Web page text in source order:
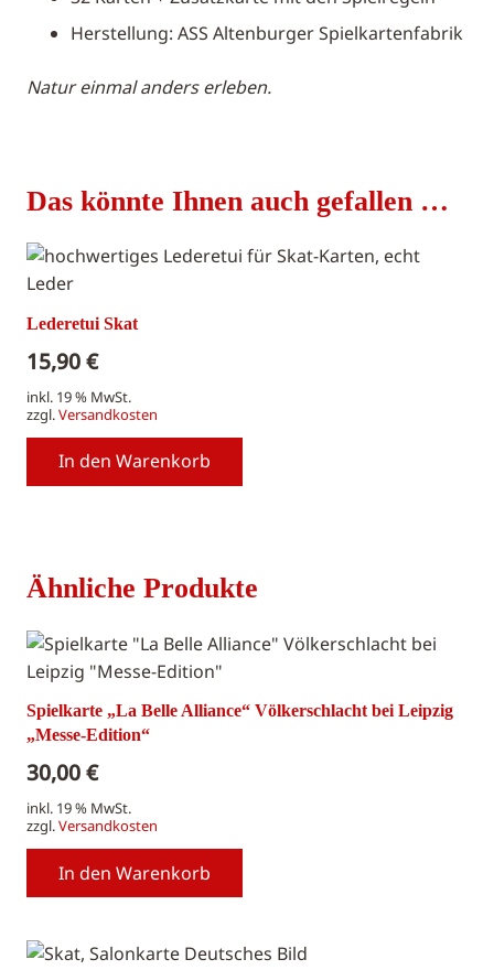
Herstellung: ASS Altenburger Spielkartenfabrik
Natur einmal anders erleben.
Das könnte Ihnen auch gefallen …
Lederetui Skat
15,90€
inkl. 19 % MwSt.
zzgl.Versandkosten
In den Warenkorb
Ähnliche Produkte
Spielkarte „La Belle Alliance“ Völkerschlacht bei Leipzig
„Messe-Edition“
30,00€
inkl. 19 % MwSt.
zzgl.Versandkosten
In den Warenkorb